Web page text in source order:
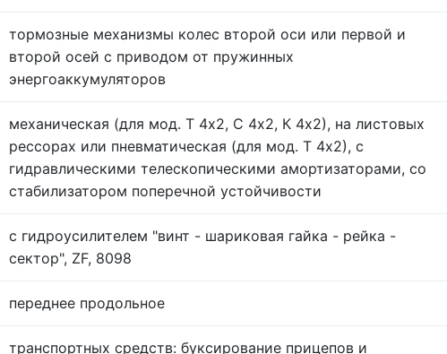
тормозные механизмы колес второй оси или первой и
второй осей с приводом от пружинных
энергоаккумуляторов
механическая (для мод. Т 4х2, С 4х2, К 4х2), на листовых
рессорах или пневматическая (для мод. Т 4х2), с
гидравлическими телескопическими амортизаторами, со
стабилизатором поперечной устойчивости
с гидроусилителем "винт - шариковая гайка - рейка -
сектор", ZF, 8098
переднее продольное
транспортных средств: буксирование прицепов и